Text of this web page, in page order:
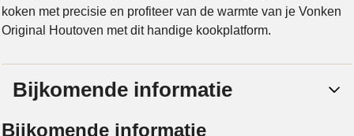
koken met precisie en profiteer van de warmte van je Vonken
Original Houtoven met dit handige kookplatform.
Bijkomende informatie
Bijkomende informatie